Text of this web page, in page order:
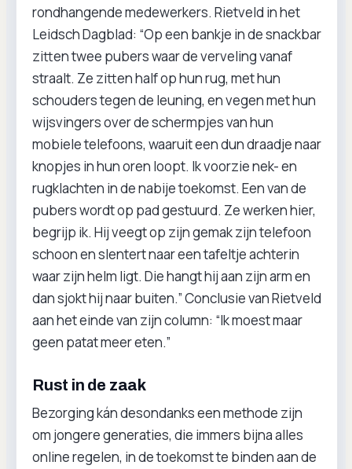
rondhangende medewerkers. Rietveld in het
Leidsch Dagblad: “Op een bankje in de snackbar
zitten twee pubers waar de verveling vanaf
straalt. Ze zitten half op hun rug, met hun
schouders tegen de leuning, en vegen met hun
wijsvingers over de schermpjes van hun
mobiele telefoons, waaruit een dun draadje naar
knopjes in hun oren loopt. Ik voorzie nek- en
rugklachten in de nabije toekomst. Een van de
pubers wordt op pad gestuurd. Ze werken hier,
begrijp ik. Hij veegt op zijn gemak zijn telefoon
schoon en slentert naar een tafeltje achterin
waar zijn helm ligt. Die hangt hij aan zijn arm en
dan sjokt hij naar buiten.” Conclusie van Rietveld
aan het einde van zijn column: “Ik moest maar
geen patat meer eten.”
Rust in de zaak
Bezorging kán desondanks een methode zijn
om jongere generaties, die immers bijna alles
online regelen, in de toekomst te binden aan de